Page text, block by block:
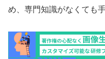
め、専門知識がなくても